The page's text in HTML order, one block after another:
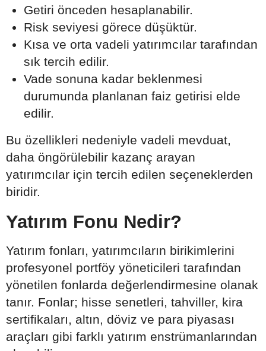
Getiri önceden hesaplanabilir.
Risk seviyesi görece düşüktür.
Kısa ve orta vadeli yatırımcılar tarafından
sık tercih edilir.
Vade sonuna kadar beklenmesi
durumunda planlanan faiz getirisi elde
edilir.
Bu özellikleri nedeniyle vadeli mevduat,
daha öngörülebilir kazanç arayan
yatırımcılar için tercih edilen seçeneklerden
biridir.
Yatırım Fonu Nedir?
Yatırım fonları, yatırımcıların birikimlerini
profesyonel portföy yöneticileri tarafından
yönetilen fonlarda değerlendirmesine olanak
tanır. Fonlar; hisse senetleri, tahviller, kira
sertifikaları, altın, döviz ve para piyasası
araçları gibi farklı yatırım enstrümanlarından